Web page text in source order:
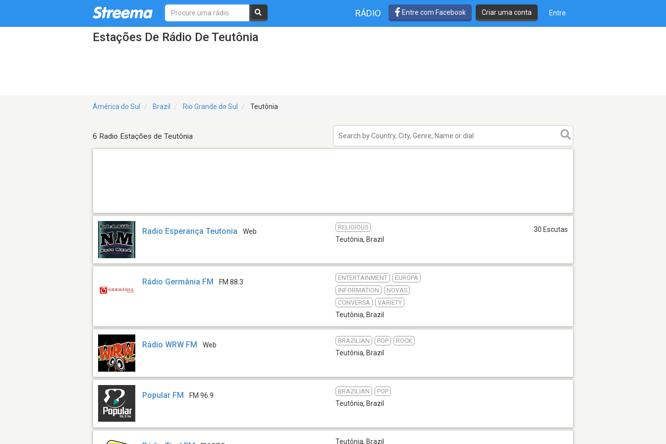
RÁDIO Entre com Facebook Criar uma conta Entre
Estações De Rádio De Teutônia
Ámérica do Sul Brazil Rio Grande do Sul Teutônia
6 Radio Estações de Teutônia
Radio Esperança Teutonia Web
RELIGIOUS
Teutônia, Brazil
30 Escutas
Rádio Germânia FM FM 88.3
ENTERTAINMENT
EUROPA
INFORMATION
NOVAS
CONVERSA
VARIETY
Teutônia, Brazil
Rádio WRW FM Web
BRAZILIAN POP ROCK
Teutônia, Brazil
Popular FM FM 96.9
BRAZILIAN POP
Teutônia, Brazil
Teutônia, Brazil